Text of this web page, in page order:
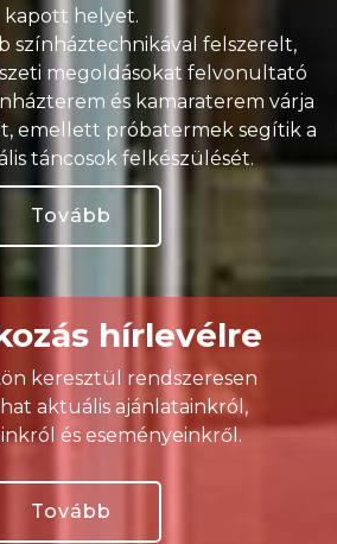
kapott helyet.
színháztechnikával felszerelt,
megoldásokat felvonultató
és kamaraterem várja
emellett próbatermek segítik a
táncosok felkészülését.
Tovább
hírlevélre
keresztül rendszeresen
aktuális ajánlatainkról,
és eseményeinkről.
Tovább